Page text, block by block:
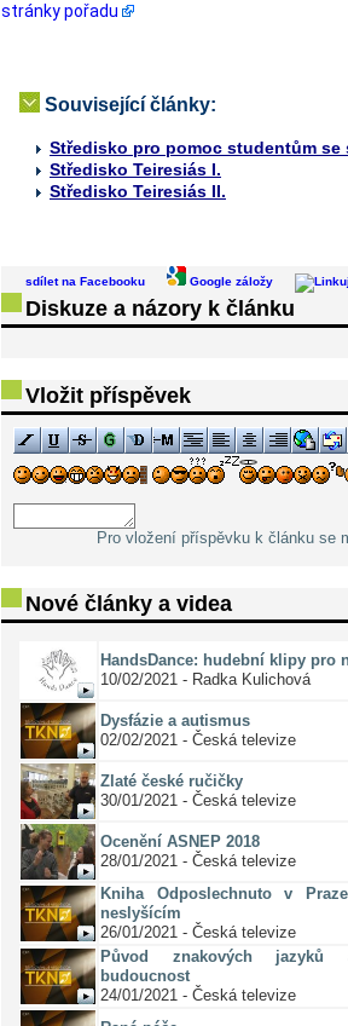
stránky pořadu
Související články:
Středisko pro pomoc studentům se
Středisko Teiresiás I.
Středisko Teiresiás II.
sdílet na Facebooku Google záložy
Diskuze a názory k článku
Vložit příspěvek
Pro vložení příspěvku k článku se
Nové články a videa
HandsDance: hudební klipy pro
10/02/2021 - Radka Kulichová
Dysfázie a autismus
02/02/2021 - Česká televize
Zlaté české ručičky
30/01/2021 - Česká televize
Ocenění ASNEP 2018
28/01/2021 - Česká televize
Kniha Odposlechnuto v
neslyšícím
26/01/2021 - Česká televize
Původ znakových
budoucnost
24/01/2021 - Česká televize